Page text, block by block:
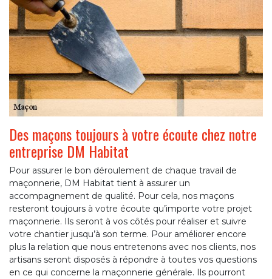
Des maçons toujours à votre écoute chez notre
entreprise DM Habitat
Pour assurer le bon déroulement de chaque travail de
maçonnerie, DM Habitat tient à assurer un
accompagnement de qualité. Pour cela, nos maçons
resteront toujours à votre écoute qu’importe votre projet
maçonnerie. Ils seront à vos côtés pour réaliser et suivre
votre chantier jusqu’à son terme. Pour améliorer encore
plus la relation que nous entretenons avec nos clients, nos
artisans seront disposés à répondre à toutes vos questions
en ce qui concerne la maçonnerie générale. Ils pourront